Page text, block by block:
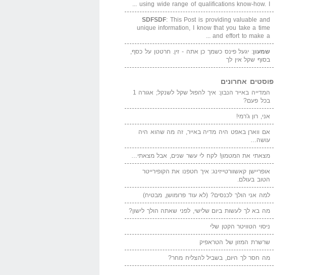
using wide range of qualifications know-how. I ...
SDFSDF: This Post is providing valuable and
unique information, I know that you take a time
and effort to make a ...
שמעון: יגעל פינס כשמך כן אתה - זין. חרטטן על כסף,
בסוף שקל אין לך
פוסטים אחרונים
המדייה באייר הנבון: איך להפול שקל לשנקל; אגורה 1
בכל פעם?
אני, רון ג'רמי!
אם ווארן באפט היה מדיה באייר, זה מה שהוא היה
עושה…
מצאתי את המטמון! לקח לי עשר שנים, אבל מצאתי…
אופריישן קאשוורטייזינג: איך חטפנו את הקופירייטר
הטוב בעולם.
למה אני הולך לכנסים? (לא עוד פרומושן, מבטיח)
מה בא לך לעשות ביום שלישי, לפני שאתה הולך לישון?
ניסוי הטוויטר הקטן שלי
שרשרת המזון של הטראפיק
מה חסר לך היום, בשביל להצליח מחר?